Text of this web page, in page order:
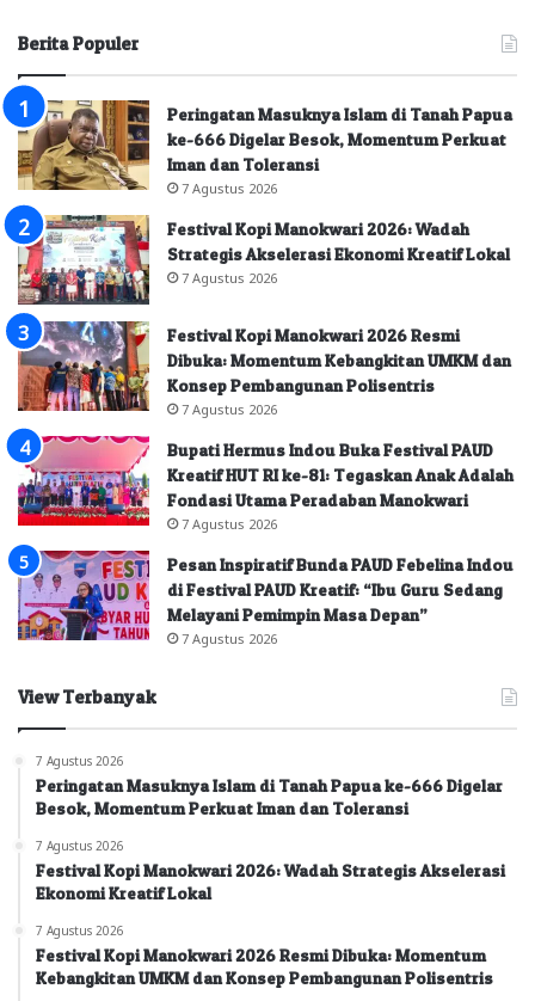
Berita Populer
Peringatan Masuknya Islam di Tanah Papua
ke-666 Digelar Besok, Momentum Perkuat
Iman dan Toleransi
7 Agustus 2026
Festival Kopi Manokwari 2026: Wadah
Strategis Akselerasi Ekonomi Kreatif Lokal
7 Agustus 2026
Festival Kopi Manokwari 2026 Resmi
Dibuka: Momentum Kebangkitan UMKM dan
Konsep Pembangunan Polisentris
7 Agustus 2026
Bupati Hermus Indou Buka Festival PAUD
Kreatif HUT RI ke-81: Tegaskan Anak Adalah
Fondasi Utama Peradaban Manokwari
7 Agustus 2026
Pesan Inspiratif Bunda PAUD Febelina Indou
di Festival PAUD Kreatif: “Ibu Guru Sedang
Melayani Pemimpin Masa Depan”
7 Agustus 2026
View Terbanyak
7 Agustus 2026
Peringatan Masuknya Islam di Tanah Papua ke-666 Digelar
Besok, Momentum Perkuat Iman dan Toleransi
7 Agustus 2026
Festival Kopi Manokwari 2026: Wadah Strategis Akselerasi
Ekonomi Kreatif Lokal
7 Agustus 2026
Festival Kopi Manokwari 2026 Resmi Dibuka: Momentum
Kebangkitan UMKM dan Konsep Pembangunan Polisentris